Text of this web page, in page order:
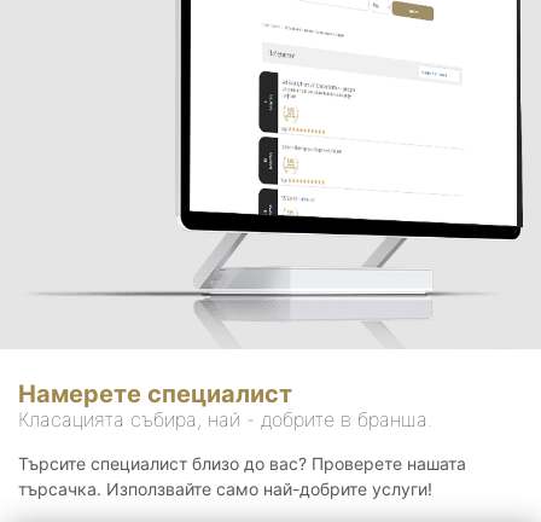
Намерете специалист
Класацията събира, най - добрите в бранша.
Търсите специалист близо до вас? Проверете нашата
търсачка. Използвайте само най-добрите услуги!